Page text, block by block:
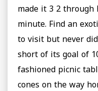
made it 3 2 through
minute. Find an
to visit but never
short of its goal of
fashioned picnic
cones on the way